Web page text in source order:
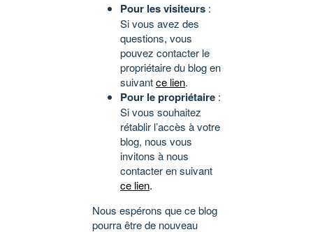
Pour les visiteurs :
Si vous avez des
questions, vous
pouvez contacter le
propriétaire du blog en
suivantce lien.
Pour le propriétaire :
Si vous souhaitez
rétablir l’accès à votre
blog, nous vous
invitons à nous
contacter en suivant
ce lien.
Nous espérons que ce blog
pourra être de nouveau